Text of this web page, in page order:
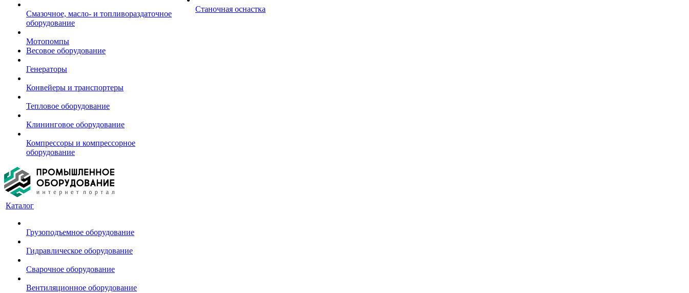
Смазочное, масло- и топливораздаточное
оборудование
Мотопомпы
Весовое оборудование
Генераторы
Конвейеры и транспортеры
Тепловое оборудование
Клининговое оборудование
Компрессоры и компрессорное
оборудование
Станочная оснастка
Каталог
Грузоподъемное оборудование
Гидравлическое оборудование
Сварочное оборудование
Вентиляционное оборудование